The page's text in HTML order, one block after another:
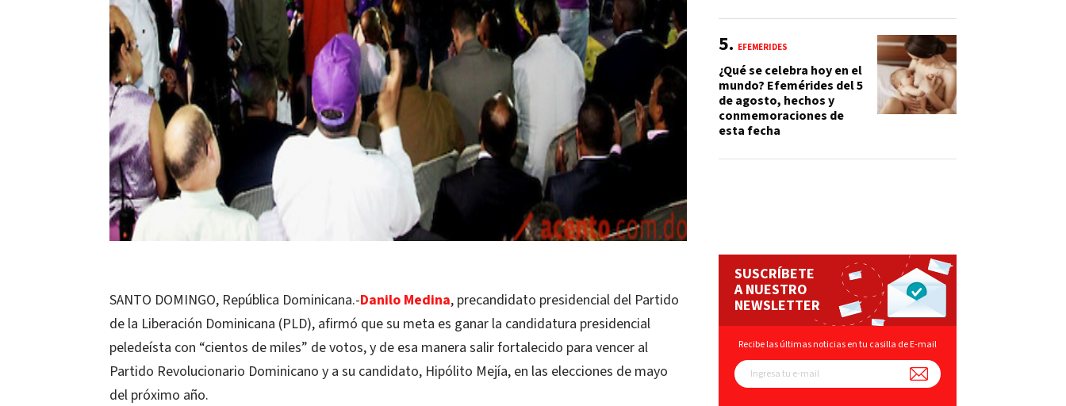
SANTO DOMINGO, República Dominicana.-Danilo Medina, precandidato presidencial del Partido
de la Liberación Dominicana (PLD), afirmó que su meta es ganar la candidatura presidencial
peledeísta con “cientos de miles” de votos, y de esa manera salir fortalecido para vencer al
Partido Revolucionario Dominicano y a su candidato, Hipólito Mejía, en las elecciones de mayo
del próximo año.
EFEMÉRIDES
¿Qué se celebra hoy en el
mundo? Efemérides del 5
de agosto, hechos y
conmemoraciones de
esta fecha
SUSCRÍBETE
A NUESTRO
NEWSLETTER
Recibe las últimas noticias en tu casilla de E-mail